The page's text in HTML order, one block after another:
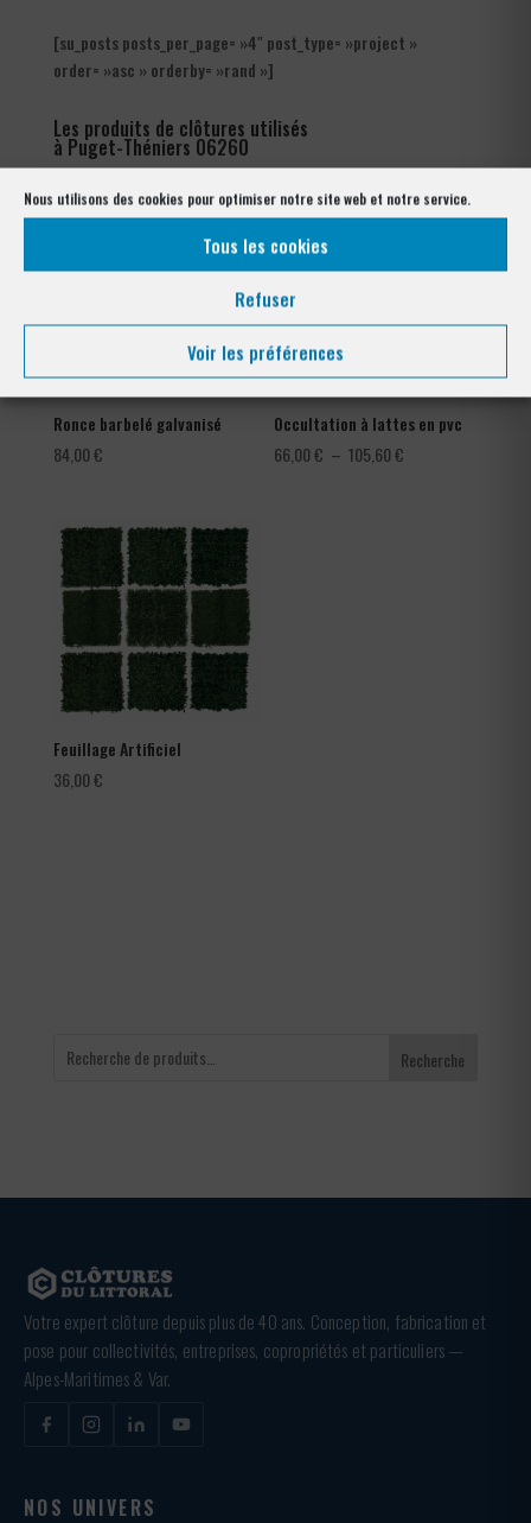
Nous utilisons des cookies pour optimiser notre site web et notre service.
Tous les cookies
Refuser
Voir les préférences
[su_posts posts_per_page= »4″ post_type= »project »
order= »asc » orderby= »rand »]
Les produits de clôtures utilisés
à Puget-Théniers 06260
Ronce barbelé galvanisé
84,00€
Occultation à lattes en pvc
66,00€ – 105,60€
Feuillage Artificiel
36,00€
Recherche
Votre expert clôture depuis plus de 40 ans. Conception, fabrication et
pose pour collectivités, entreprises, copropriétés et particuliers —
Alpes-Maritimes & Var.
NOS UNIVERS